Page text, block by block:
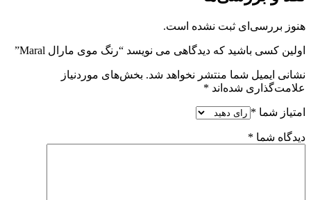
هنوز بررسی‌ای ثبت نشده است.
اولین کسی باشید که دیدگاهی می نویسد “رنگ موی مارال Maral”
نشانی ایمیل شما منتشر نخواهد شد. بخش‌های موردنیاز
علامت‌گذاری شده‌اند *
امتیاز شما *
دیدگاه شما *